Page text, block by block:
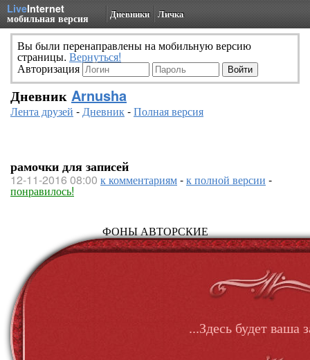
LiveInternet
мобильная версия Дневники Личка
Вы были перенаправлены на мобильную версию
страницы. Вернуться!
Авторизация
Дневник Arnusha
Лента друзей -Дневник-Полная версия
рамочки для записей
12-11-2016 08:00 к комментариям-к полной версии -
понравилось!
ФОНЫ АВТОРСКИЕ
...Здесь будет ваша